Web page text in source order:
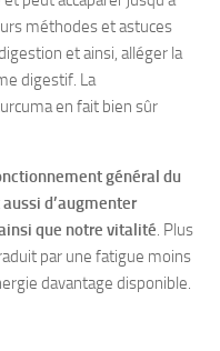
méthodes et astuces
et ainsi, alléger la
digestif. La
en fait bien sûr
général du
d’augmenter
que notre vitalité. Plus
par une fatigue moins
davantage disponible.